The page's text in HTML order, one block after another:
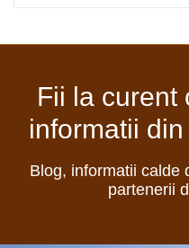
Fii la curent
informatii
Blog, informatii calde
partenerii